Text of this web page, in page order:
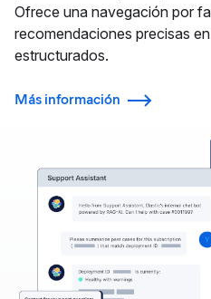
Ofrece una navegación por
recomendaciones precisas
estructurados.
Más información